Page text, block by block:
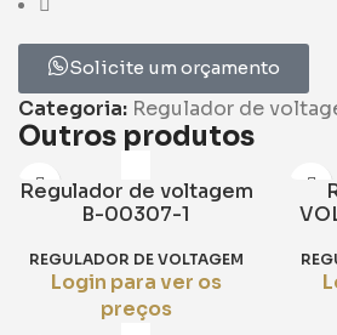
Solicite um orçamento
Categoria: Regulador de
Outros produtos
Regulador de voltagem
B-00307-1
REGULADOR DE VOLTAGEM
Login para ver os
preços